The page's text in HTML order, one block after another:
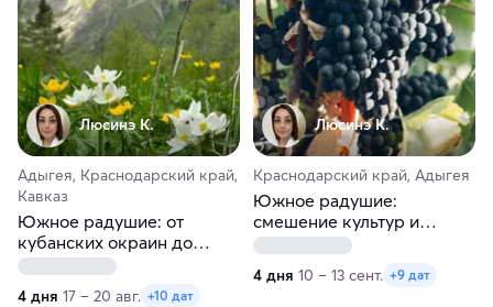
Люсинэ К.
Адыгея, Краснодарский край,
Кавказ
Южное радушие: от
кубанских окраин до
горных вершин
4 дня 17 – 20 авг. +10 дат
Люсинэ К.
Краснодарский край, Адыгея
Южное радушие:
смешение культур и
религий
4 дня 10 – 13 сент. +9 дат